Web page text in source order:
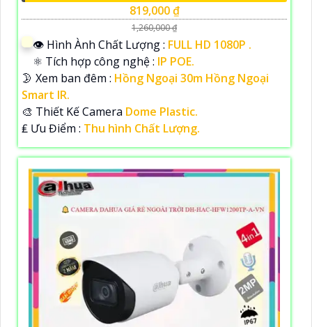
819,000 ₫
1,260,000 ₫
👁 Hình Ành Chất Lượng : FULL HD 1080P .
⚛️ Tích hợp công nghệ : IP POE.
🌛 Xem ban đêm : Hồng Ngoại 30m Hồng Ngoại
Smart IR.
🎨 Thiết Kế Camera Dome Plastic.
️₤ Ưu Điểm : Thu hình Chất Lượng.